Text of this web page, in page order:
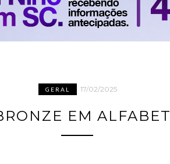
GERAL 17/02/2025
EM